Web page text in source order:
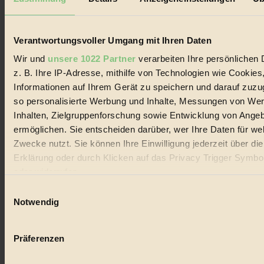
Verantwortungsvoller Umgang mit Ihren Daten
Wir und unsere 1022 Partner verarbeiten Ihre persönlichen
z. B. Ihre IP-Adresse, mithilfe von Technologien wie
Informationen auf Ihrem Gerät zu speichern und darauf
so personalisierte Werbung und Inhalte, Messungen von
Inhalten, Zielgruppenforschung sowie Entwicklung von
ermöglichen. Sie entscheiden darüber, wer Ihre Daten für
Zwecke nutzt. Sie können Ihre Einwilligung jederzeit über
Erklärung oder durch Klicken auf das Privacy Trigger
Wenn Sie es erlauben, würden wir auch gerne:
Ihr Gerät durch aktives Scannen nach bestimmten
Notwendig
Präferenzen
Biorama steht für einen nachhaltigen Lebensstil und bewussten
Lebenswandel. Es ist eine moderne Plattform für Ideen, Menschen
Handels mit Bioprodukten, des Fair-Trade sowie der Branche
alternativer Energien.
Social Media
22.601 Fans auf Facebook
3.415 Follower auf Twitter
Folge uns auf Instagram
Themen
Bio
Vegan